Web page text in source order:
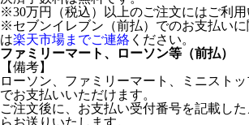
※30万円（税込）以上のご注文にはご利用
※セブンイレブン（前払）でのお支払い
は楽天市場までご連絡 ください。
ファミリーマート、ローソン等（前払）
【備考】
ローソン、ファミリーマート、ミニスト
でお支払いいただけます。
ご注文後に、お支払い受付番号を記載し
らお送りいたします。